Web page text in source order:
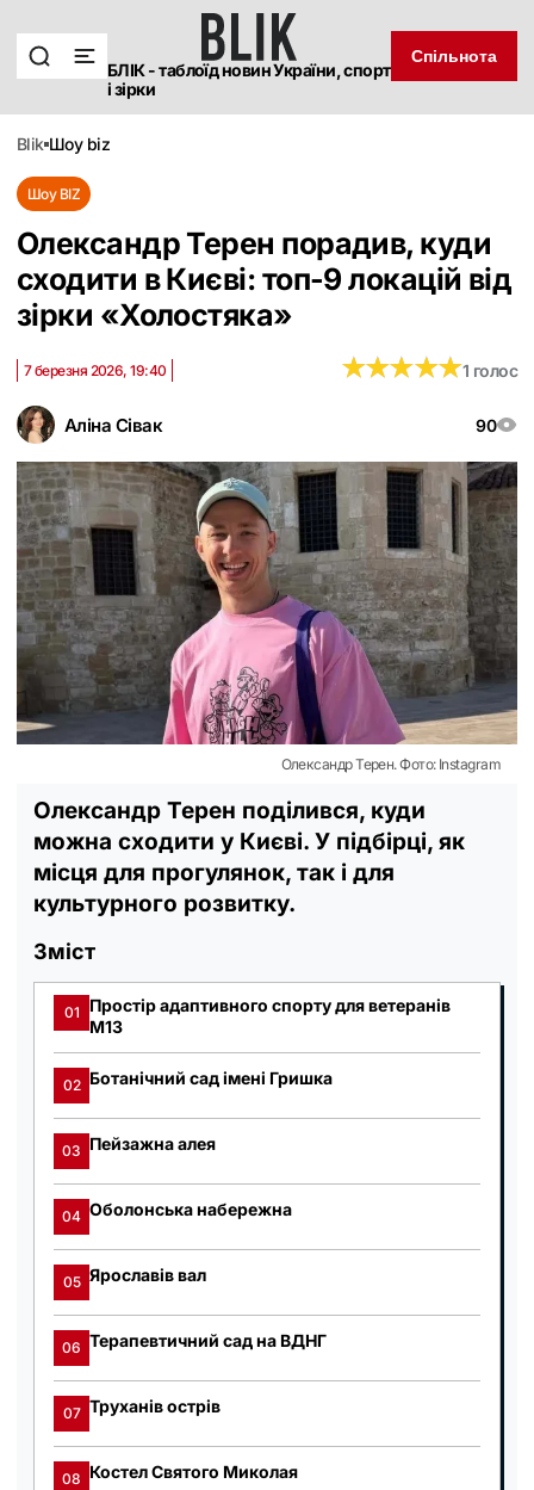
БЛІК - таблоїд новин України, спорт
і зірки
Спільнота
blik шоу biz
Шоу BIZ
Олександр Терен порадив, куди
сходити в Києві: топ-9 локацій від
зірки «Холостяка»
Аліна Сівак 90
7 березня 2026, 19:40 ★★★★★
★★★★★1 голос
Олександр Терен. Фото: Instagram
Олександр Терен поділився, куди
можна сходити у Києві. У підбірці, як
місця для прогулянок, так і для
культурного розвитку.
Зміст
01
Простір адаптивного спорту для ветеранів
М13
02 Ботанічний сад імені Гришка
03 Пейзажна алея
04 Оболонська набережна
05 Ярославів вал
06 Терапевтичний сад на ВДНГ
07 Труханів острів
08 Костел Святого Миколая